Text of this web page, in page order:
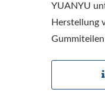
YUANYU
Herstellung